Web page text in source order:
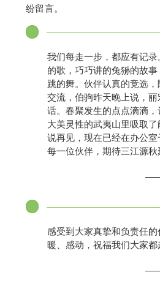
纷留言。
我们每走一步，都应有记
的歌，巧巧讲的兔狲的故
跳的舞。伙伴认真的竞选
交流，伯驹昨天晚上说，
话。春聚发生的点点滴滴
大美灵性的武夷山里吸取
说再见，现在已经在办公
每一位伙伴，期待三江源秋
感受到大家真挚和负责任
暖、感动，祝福我们大家都